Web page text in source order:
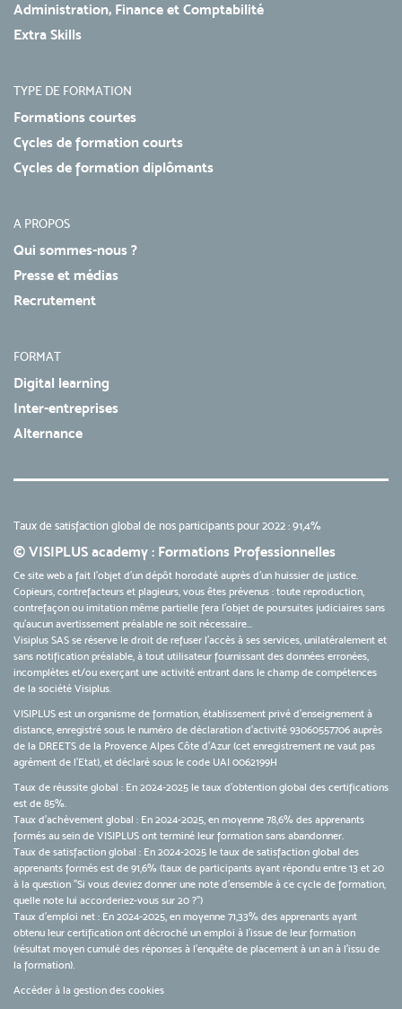
Administration, Finance et Comptabilité
Extra Skills
TYPE DE FORMATION
Formations courtes
Cycles de formation courts
Cycles de formation diplômants
A PROPOS
Qui sommes-nous ?
Presse et médias
Recrutement
FORMAT
Digital learning
Inter-entreprises
Alternance
Taux de satisfaction global de nos participants pour 2022 : 91,4%
© VISIPLUS academy : Formations Professionnelles
Ce site web a fait l'objet d'un dépôt horodaté auprès d'un huissier de justice.
Copieurs, contrefacteurs et plagieurs, vous êtes prévenus : toute reproduction,
contrefaçon ou imitation même partielle fera l'objet de poursuites judiciaires sans
qu’aucun avertissement préalable ne soit nécessaire...
Visiplus SAS se réserve le droit de refuser l'accès à ses services, unilatéralement et
sans notification préalable, à tout utilisateur fournissant des données erronées,
incomplètes et/ou exerçant une activité entrant dans le champ de compétences
de la société Visiplus.
VISIPLUS est un organisme de formation, établissement privé d’enseignement à
distance, enregistré sous le numéro de déclaration d’activité 93060557706 auprès
de la DREETS de la Provence Alpes Côte d’Azur (cet enregistrement ne vaut pas
agrément de l’Etat), et déclaré sous le code UAI 0062199H
Taux de réussite global : En 2024-2025 le taux d'obtention global des certifications
est de 85%.
Taux d’achèvement global : En 2024-2025, en moyenne 78,6% des apprenants
formés au sein de VISIPLUS ont terminé leur formation sans abandonner.
Taux de satisfaction global : En 2024-2025 le taux de satisfaction global des
apprenants formés est de 91,6% (taux de participants ayant répondu entre 13 et 20
à la question "Si vous deviez donner une note d’ensemble à ce cycle de formation,
quelle note lui accorderiez-vous sur 20 ?")
Taux d’emploi net : En 2024-2025, en moyenne 71,33% des apprenants ayant
obtenu leur certification ont décroché un emploi à l'issue de leur formation
(résultat moyen cumulé des réponses à l'enquête de placement à un an à l'issu de
la formation).
Accéder à la gestion des cookies